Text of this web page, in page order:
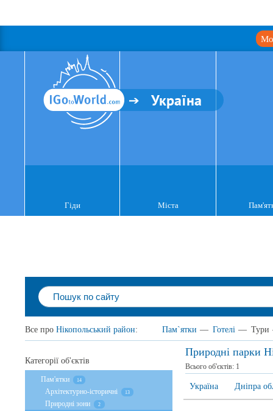
Україна
Гіди Міста
Все про Нікопольський район: Пам`ятки — Готелі — Тури
Природні парки
Всього об'єктів: 1
Україна Дніпра
Категорії об'єктів
Пам'ятки 14
Архітектурно-історичні 13
Природні зони 2